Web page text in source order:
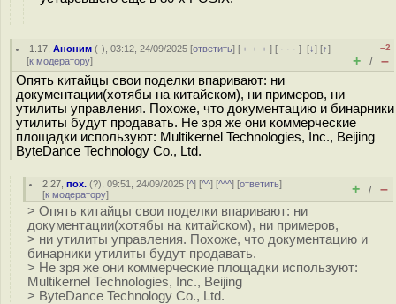
1.17 ,Аноним (-), 03:12, 24/09/2025 [ответить] [ ﹢﹢﹢] [ · · ·][↓] [↑]
[к модератору]
–2
+ / –
Опять китайцы свои поделки впаривают: ни
документации(хотябы на китайском), ни примеров, ни
утилиты управления. Похоже, что документацию и бинарники
утилиты будут продавать. Не зря же они коммерческие
площадки используют: Multikernel Technologies, Inc., Beijing
ByteDance Technology Co., Ltd.
2.27 ,пох. (?), 09:51, 24/09/2025 [^] [^^] [^^^] [ответить]
[к модератору] + / –
> Опять китайцы свои поделки впаривают: ни
документации(хотябы на китайском), ни примеров,
> ни утилиты управления. Похоже, что документацию и
бинарники утилиты будут продавать.
> Не зря же они коммерческие площадки используют:
Multikernel Technologies, Inc., Beijing
> ByteDance Technology Co., Ltd.